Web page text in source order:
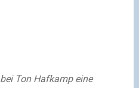
Ton Hafkamp eine